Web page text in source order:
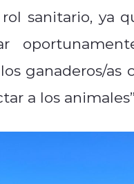
sanitario, ya
ganaderos/as
a los